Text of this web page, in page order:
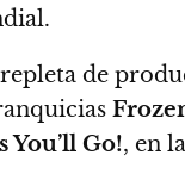
de
You’ll Go!, en